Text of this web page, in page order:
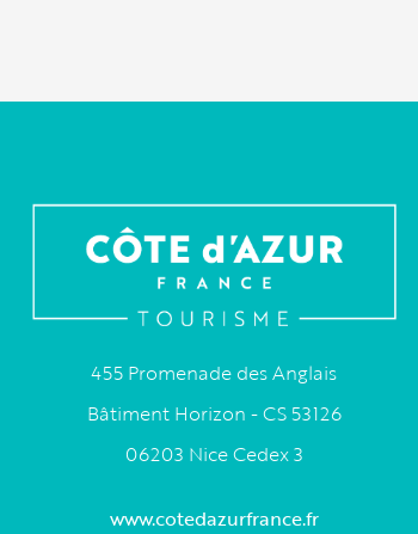
455 Promenade des Anglais
Bâtiment Horizon - CS 53126
06203 Nice Cedex 3
www.cotedazurfrance.fr